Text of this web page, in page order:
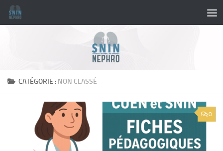
Skip to content
CATÉGORIE : NON CLASSÉ
0